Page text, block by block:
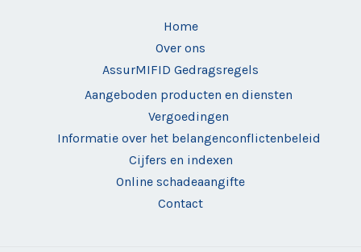
Home
Over ons
AssurMIFID Gedragsregels
Aangeboden producten en diensten
Vergoedingen
Informatie over het belangenconflictenbeleid
Cijfers en indexen
Online schadeaangifte
Contact